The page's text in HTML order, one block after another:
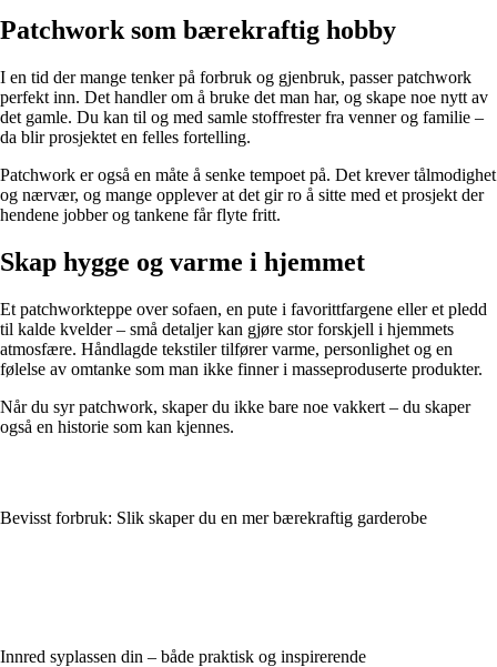
Patchwork som bærekraftig hobby
I en tid der mange tenker på forbruk og gjenbruk, passer patchwork
perfekt inn. Det handler om å bruke det man har, og skape noe nytt av
det gamle. Du kan til og med samle stoffrester fra venner og familie –
da blir prosjektet en felles fortelling.
Patchwork er også en måte å senke tempoet på. Det krever tålmodighet
og nærvær, og mange opplever at det gir ro å sitte med et prosjekt der
hendene jobber og tankene får flyte fritt.
Skap hygge og varme i hjemmet
Et patchworkteppe over sofaen, en pute i favorittfargene eller et pledd
til kalde kvelder – små detaljer kan gjøre stor forskjell i hjemmets
atmosfære. Håndlagde tekstiler tilfører varme, personlighet og en
følelse av omtanke som man ikke finner i masseproduserte produkter.
Når du syr patchwork, skaper du ikke bare noe vakkert – du skaper
også en historie som kan kjennes.
Bevisst forbruk: Slik skaper du en mer bærekraftig garderobe
Innred syplassen din – både praktisk og inspirerende